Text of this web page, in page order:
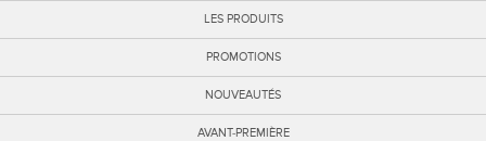
LES PRODUITS
PROMOTIONS
NOUVEAUTÉS
AVANT-PREMIÈRE